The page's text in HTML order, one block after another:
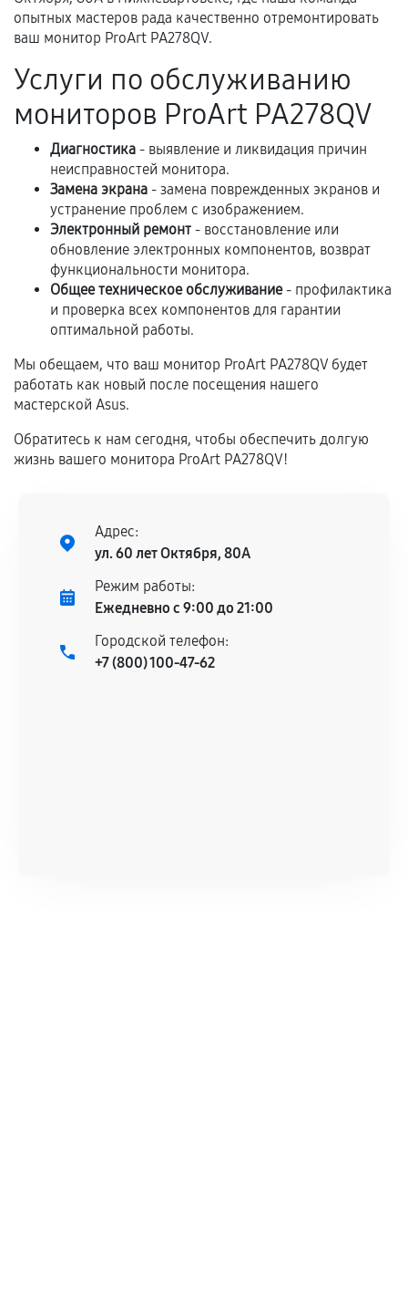
предусмотрено отдельно.
Обращение после окончания гарантийного
Программные сбои, если это не указано в
отдельных условиях.
Если комплектующие куплены
самостоятельно
Гарантия на выполненные работы может
сохраняться полностью или частично, если
соблюдены следующие условия:
Предоставленные детали подходят по
техническим параметрам и не имеют внешних
дефектов.
Установка была выполнена нашим сервисным
При этом гарантия на сами комплектующие
остается на стороне производителя или
опытных мастеров рада качественно отремонтировать
ваш монитор ProArt PA278QV.
Услуги по обслуживанию
мониторов ProArt PA278QV
Диагностика - выявление и ликвидация причин
неисправностей монитора.
Замена экрана - замена поврежденных экранов и
устранение проблем с изображением.
Электронный ремонт - восстановление или
обновление электронных компонентов, возврат
функциональности монитора.
Общее техническое обслуживание- профилактика
и проверка всех компонентов для гарантии
оптимальной работы.
Мы обещаем, что ваш монитор ProArt PA278QV будет
работать как новый после посещения нашего
мастерской Asus.
Обратитесь к нам сегодня, чтобы обеспечить долгую
жизнь вашего монитора ProArt PA278QV!
Адрес:
ул. 60 лет Октября, 80А
Режим работы:
Ежедневно с 9:00 до 21:00
Городской телефон:
+7 (800) 100-47-62